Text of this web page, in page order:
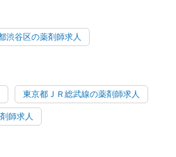
渋谷区の薬剤師求人
東京都ＪＲ総武線の薬剤師求人
師求人